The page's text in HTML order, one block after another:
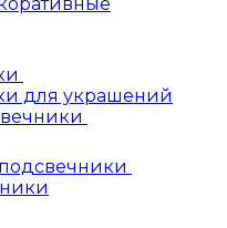
для украшений